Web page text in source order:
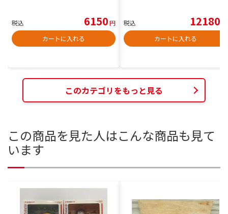
税込 6150円
カートに入れる
税込 12180
カートに入れる
このカテゴリをもっと見る
この商品を見た人はこんな商品も見て
います